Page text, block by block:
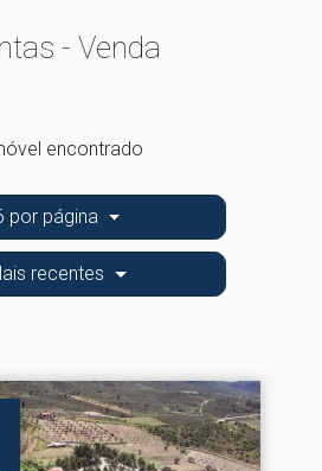
- Venda
encontrado
por página
recentes